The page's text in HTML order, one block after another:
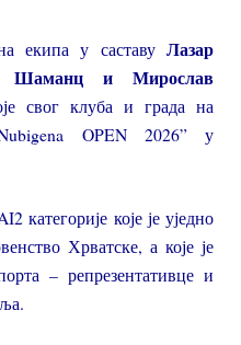
екипа у саставу Лазар
Шаманц и Мирослав
свог клуба и града на
OPEN 2026” у
категорије које је уједно
Хрватске, а које је
– репрезентативце и